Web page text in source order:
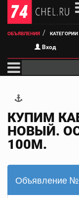
ОБЪЯВЛЕНИЯ КАТЕГОРИИ
Вход
КУПИМ
НОВЫЙ.
100М.
Объявление